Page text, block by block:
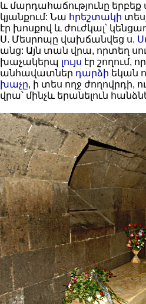
և մարդահաճությունը
կյանքում: Նա հրեշտակի
էր խոսքով և ժուժկալ՝
Ս. Մեսրոպը վախճանվեց ս.
անց: Այն տան վրա, որտեղ
խաչակերպ լույս էր շողում,
անհավատներ դարձի եկան
խաչը, ի տես ողջ ժողովրդի,
վրա՝ մինչև երանելուն